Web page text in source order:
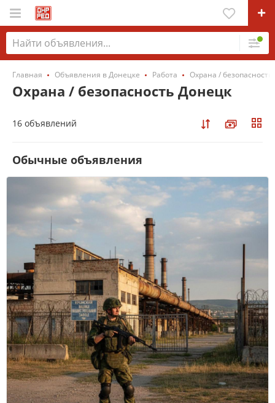
Главная Объявления в Донецке Работа Охрана / безопасность
Охрана / безопасность Донецк
16 объявлений
Обычные объявления